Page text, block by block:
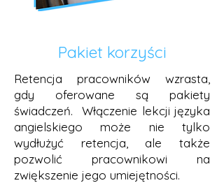
Pakiet korzyści
Retencja pracowników wzrasta,
gdy oferowane są pakiety
świadczeń. Włączenie lekcji języka
angielskiego może nie tylko
wydłużyć retencja, ale także
pozwolić pracownikowi na
zwiększenie jego umiejętności.